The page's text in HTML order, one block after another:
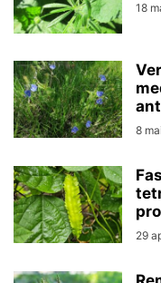
18
8
29